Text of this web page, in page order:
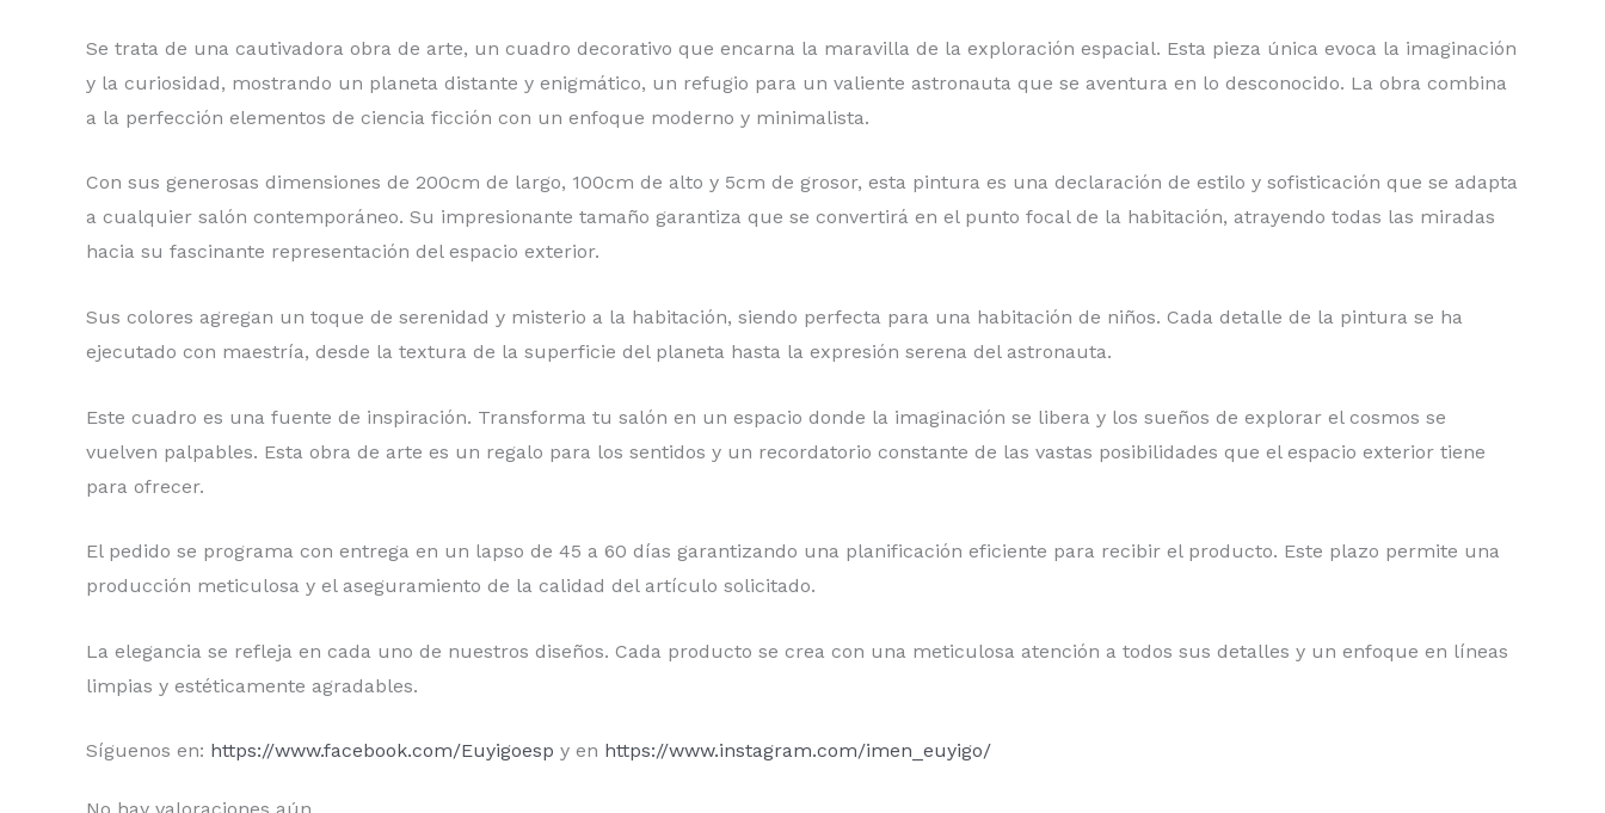
Se trata de una cautivadora obra de arte, un cuadro decorativo que encarna la maravilla de la exploración espacial. Esta pieza única evoca la imaginación
y la curiosidad, mostrando un planeta distante y enigmático, un refugio para un valiente astronauta que se aventura en lo desconocido. La obra combina
a la perfección elementos de ciencia ficción con un enfoque moderno y minimalista.
Con sus generosas dimensiones de 200cm de largo, 100cm de alto y 5cm de grosor, esta pintura es una declaración de estilo y sofisticación que se adapta
a cualquier salón contemporáneo. Su impresionante tamaño garantiza que se convertirá en el punto focal de la habitación, atrayendo todas las miradas
hacia su fascinante representación del espacio exterior.
Sus colores agregan un toque de serenidad y misterio a la habitación, siendo perfecta para una habitación de niños. Cada detalle de la pintura se ha
ejecutado con maestría, desde la textura de la superficie del planeta hasta la expresión serena del astronauta.
Este cuadro es una fuente de inspiración. Transforma tu salón en un espacio donde la imaginación se libera y los sueños de explorar el cosmos se
vuelven palpables. Esta obra de arte es un regalo para los sentidos y un recordatorio constante de las vastas posibilidades que el espacio exterior tiene
para ofrecer.
El pedido se programa con entrega en un lapso de 45 a 60 días garantizando una planificación eficiente para recibir el producto. Este plazo permite una
producción meticulosa y el aseguramiento de la calidad del artículo solicitado.
La elegancia se refleja en cada uno de nuestros diseños. Cada producto se crea con una meticulosa atención a todos sus detalles y un enfoque en líneas
limpias y estéticamente agradables.
Síguenos en: https://www.facebook.com/Euyigoesp y en https://www.instagram.com/imen_euyigo/
No hay valoraciones aún.